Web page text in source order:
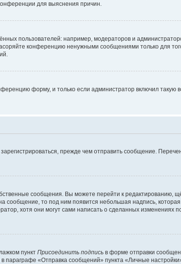
для выяснения причин.
пользователей: например, модераторов и
конференцию ненужными сообщениями только для
форму, и только если администратор включил такую
прежде чем отправить сообщение.
сообщения. Вы можете перейти к редактированию,
сообщение, то под ним появится небольшая надпись,
хотя они могут сами написать о сделанных изменениях
пункт Присоединить подпись в форме отправки
«Отправка сообщений» пункта «Личные